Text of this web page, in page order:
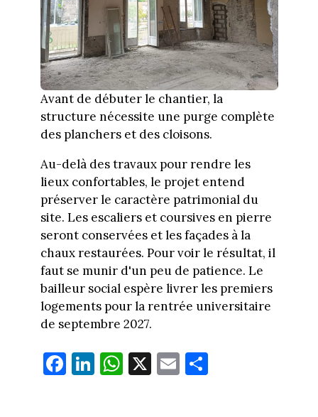
Avant de débuter le chantier, la
structure nécessite une purge complète
des planchers et des cloisons.
Au-delà des travaux pour rendre les
lieux confortables, le projet entend
préserver le caractère patrimonial du
site. Les escaliers et coursives en pierre
seront conservées et les façades à la
chaux restaurées. Pour voir le résultat, il
faut se munir d'un peu de patience. Le
bailleur social espère livrer les premiers
logements pour la rentrée universitaire
de septembre 2027.
Fa
ce
Li
nk
W
ha
X E
m
Pa
rt